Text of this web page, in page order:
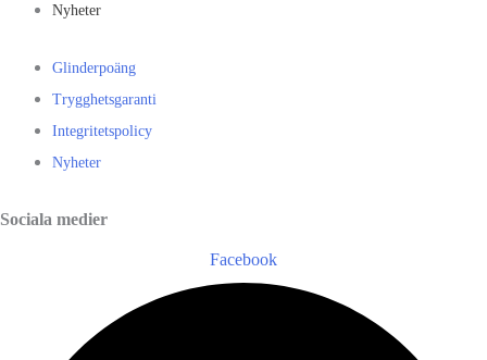
Nyheter
Glinderpoäng
Trygghetsgaranti
Integritetspolicy
Nyheter
Sociala medier
Facebook